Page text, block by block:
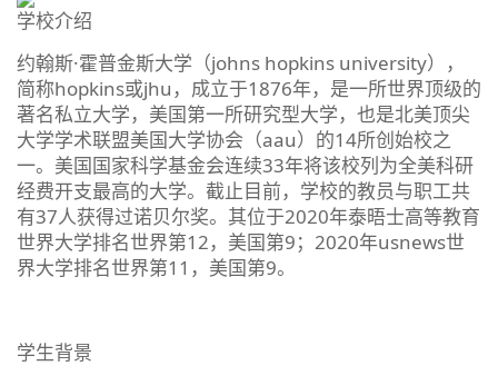
学校介绍
约翰斯·霍普金斯大学（johns hopkins university），
简称hopkins或jhu，成立于1876年，是一所世界顶级的
著名私立大学，美国第一所研究型大学，也是北美顶尖
大学学术联盟美国大学协会（aau）的14所创始校之
一。美国国家科学基金会连续33年将该校列为全美科研
经费开支最高的大学。截止目前，学校的教员与职工共
有37人获得过诺贝尔奖。其位于2020年泰晤士高等教育
世界大学排名世界第12，美国第9；2020年usnews世
界大学排名世界第11，美国第9。
学生背景